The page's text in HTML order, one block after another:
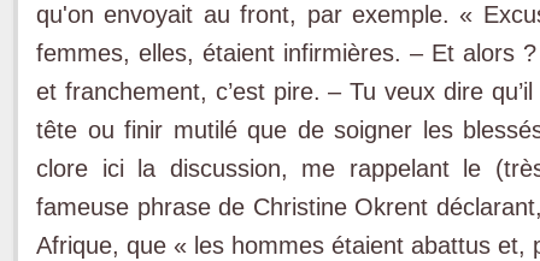
qu'on envoyait au front, par exemple. «
femmes, elles, étaient infirmières. – Et alors
et franchement, c’est pire. – Tu veux dire
tête ou finir mutilé que de soigner les
clore ici la discussion, me rappelant le
fameuse phrase de Christine Okrent
Afrique, que « les hommes étaient abattus et,